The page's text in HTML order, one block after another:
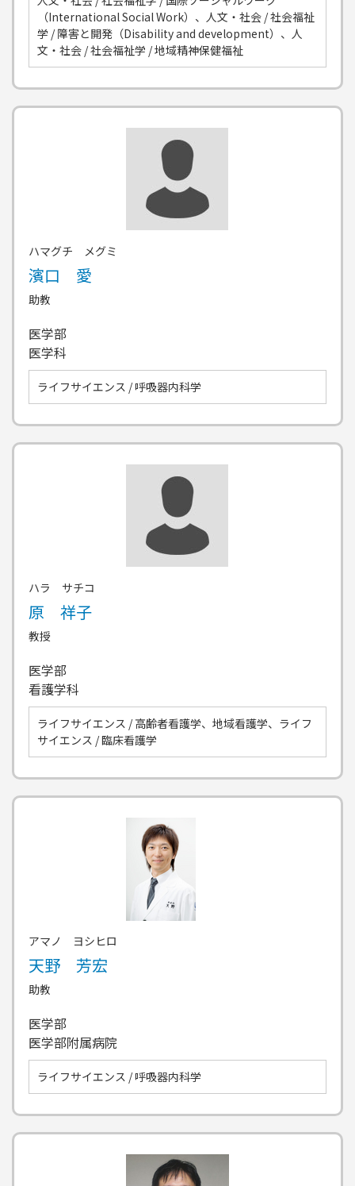
（International Social Work）、人文・社会 / 社会福祉
学 / 障害と開発（Disability and development）、人
文・社会 / 社会福祉学 / 地域精神保健福祉
ハマグチ メグミ
濱口 愛
助教
医学部
医学科
ライフサイエンス / 呼吸器内科学
ハラ サチコ
原 祥子
教授
医学部
看護学科
ライフサイエンス / 高齢者看護学、地域看護学、ライフ
サイエンス / 臨床看護学
アマノ ヨシヒロ
天野 芳宏
助教
医学部
医学部附属病院
ライフサイエンス / 呼吸器内科学